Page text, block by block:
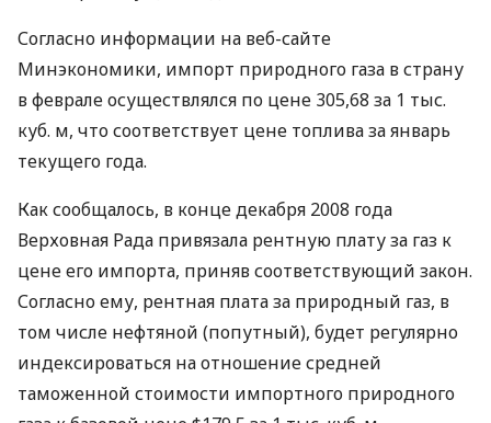
Согласно информации на веб-сайте
Минэкономики, импорт природного газа в страну
в феврале осуществлялся по цене 305,68 за 1 тыс.
куб. м, что соответствует цене топлива за январь
текущего года.
Как сообщалось, в конце декабря 2008 года
Верховная Рада привязала рентную плату за газ к
цене его импорта, приняв соответствующий закон.
Согласно ему, рентная плата за природный газ, в
том числе нефтяной (попутный), будет регулярно
индексироваться на отношение средней
таможенной стоимости импортного природного